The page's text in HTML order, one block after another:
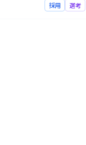
採用 選考